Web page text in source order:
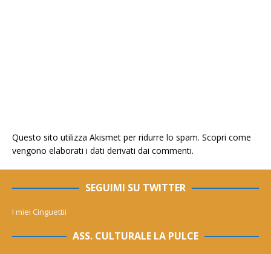
Questo sito utilizza Akismet per ridurre lo spam. Scopri come
vengono elaborati i dati derivati dai commenti.
SEGUIMI SU TWITTER
I miei Cinguettii
ASS. CULTURALE LA PULCE